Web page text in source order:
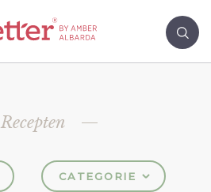
Recepten
CATEGORIE